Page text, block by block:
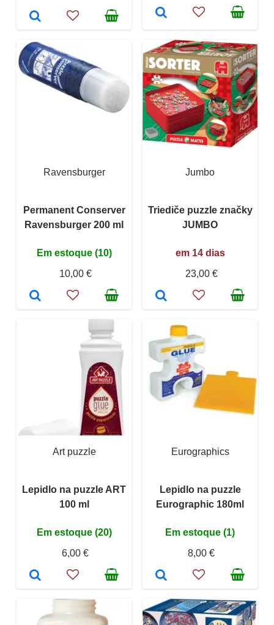
Ravensburger
Permanent Conserver
Ravensburger 200 ml
Em estoque (10)
10,00 €
Jumbo
Triediče puzzle značky
JUMBO
em 14 dias
23,00 €
Art puzzle
Lepidlo na puzzle ART
100 ml
Em estoque (20)
6,00 €
Eurographics
Lepidlo na puzzle
Eurographic 180ml
Em estoque (1)
8,00 €